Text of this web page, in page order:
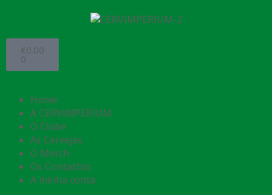
€0.00
0
Home
A CERVIMPERIUM
O Clube
As Cervejas
O Merch
Os Contactos
A minha conta